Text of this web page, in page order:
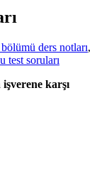
ders notları,
test soruları
karşı